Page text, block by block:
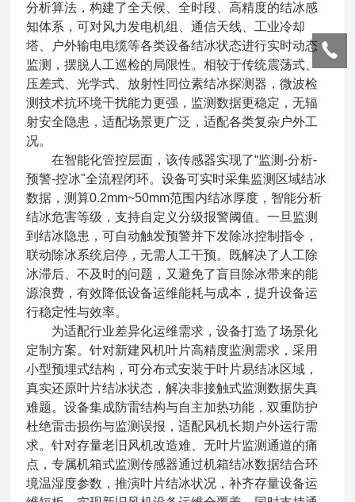
分析算法，构建了全天候、全时段、高精度的结冰感
知体系，可对风力发电机组、通信天线、工业冷却
塔、户外输电电缆等各类设备结冰状态进行实时动态
监测，摆脱人工巡检的局限性。相较于传统震荡式、
压差式、光学式、放射性同位素结冰探测器，微波检
测技术抗环境干扰能力更强，监测数据更稳定，无辐
射安全隐患，适配场景更广泛，适配各类复杂户外工
况。
在智能化管控层面，该传感器实现了“监测-分析-
预警-控冰"全流程闭环。设备可实时采集监测区域结冰
数据，测算0.2mm~50mm范围内结冰厚度，智能分析
结冰危害等级，支持自定义分级报警阈值。一旦监测
到结冰隐患，可自动触发预警并下发除冰控制指令，
联动除冰系统启停，无需人工干预。既解决了人工除
冰滞后、不及时的问题，又避免了盲目除冰带来的能
源浪费，有效降低设备运维能耗与成本，提升设备运
行稳定性与效率。
为适配行业差异化运维需求，设备打造了场景化
定制方案。针对新建风机叶片高精度监测需求，采用
小型预埋式结构，可分布式安装于叶片易结冰区域，
真实还原叶片结冰状态，解决非接触式监测数据失真
难题。设备集成防雷结构与自主加热功能，双重防护
杜绝雷击损伤与监测误报，适配风机长期户外运行需
求。针对存量老旧风机改造难、无叶片监测通道的痛
点，专属机箱式监测传感器通过机箱结冰数据结合环
境温湿度参数，推演叶片结冰状况，补齐存量设备运